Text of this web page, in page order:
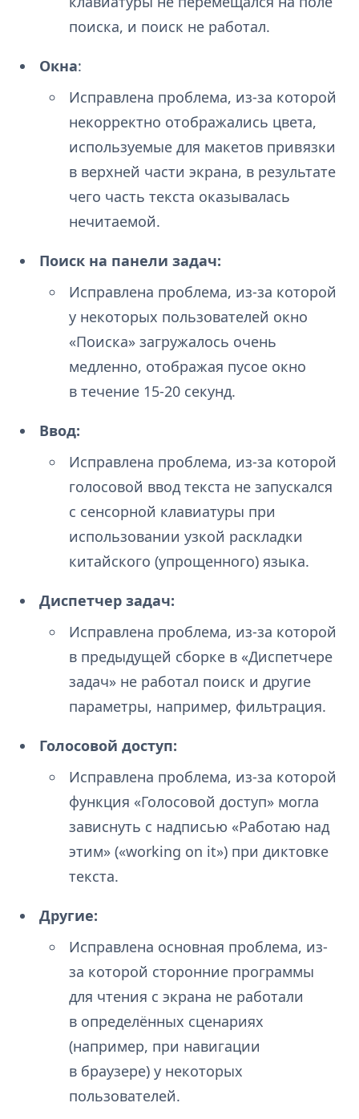
поиска, и поиск не работал.
Окна:
Исправлена проблема, из-за которой
некорректно отображались цвета,
используемые для макетов привязки
в верхней части экрана, в результате
чего часть текста оказывалась
нечитаемой.
Поиск на панели задач:
Исправлена проблема, из-за которой
у некоторых пользователей окно
«Поиска» загружалось очень
медленно, отображая пусое окно
в течение 15-20 секунд.
Ввод:
Исправлена проблема, из-за которой
голосовой ввод текста не запускался
с сенсорной клавиатуры при
использовании узкой раскладки
китайского (упрощенного) языка.
Диспетчер задач:
Исправлена проблема, из-за которой
в предыдущей сборке в «Диспетчере
задач» не работал поиск и другие
параметры, например, фильтрация.
Голосовой доступ:
Исправлена проблема, из-за которой
функция «Голосовой доступ» могла
зависнуть с надписью «Работаю над
этим» («working on it») при диктовке
текста.
Другие:
Исправлена основная проблема, из-
за которой сторонние программы
для чтения с экрана не работали
в определённых сценариях
(например, при навигации
в браузере) у некоторых
пользователей.